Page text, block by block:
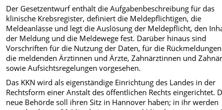
Der Gesetzentwurf enthält die Aufgabenbeschreibung für das
klinische Krebsregister, defi­niert die Meldepflichtigen, die
Meldeanlässe und legt die Auslösung der Meldepflicht, den
der Meldung und die Meldewege fest. Darüber hinaus sind
Vorschriften für die Nutzung der Daten, für die
die meldenden Ärztinnen und Ärzte, Zahnärztinnen und
sowie Aufsichtsregelungen vorgesehen.
Das KKN wird als eigenständige Einrichtung des Landes in der
Rechtsform einer Anstalt des öffentlichen Rechts eingerichtet.
neue Behörde soll ihren Sitz in Hannover haben; in ihr werden